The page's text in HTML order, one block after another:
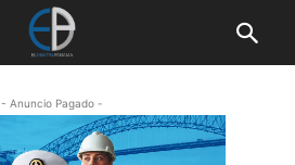
- Anuncio Pagado -